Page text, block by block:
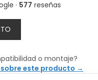
· 577 reseñas
o montaje?
este producto →